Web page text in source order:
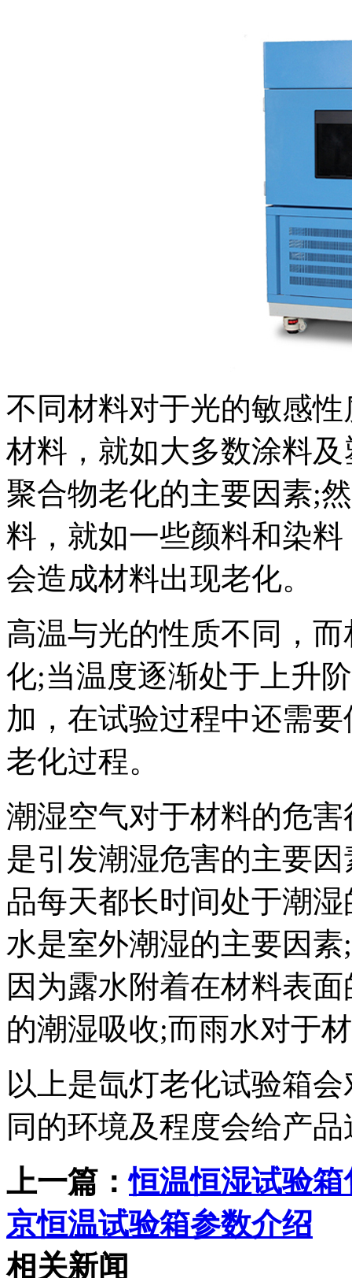
不同材料对于光的敏感
材料，就如大多数涂料
聚合物老化的主要因素;
料，就如一些颜料和染
会造成材料出现老化。
高温与光的性质不同，
化;当温度逐渐处于上升
加，在试验过程中还需
老化过程。
潮湿空气对于材料的危
是引发潮湿危害的主要
品每天都长时间处于潮
水是室外潮湿的主要因
因为露水附着在材料表
的潮湿吸收;而雨水对于
以上是氙灯老化试验箱
同的环境及程度会给产
上一篇：恒温恒湿试验
京恒温试验箱参数介绍
相关新闻